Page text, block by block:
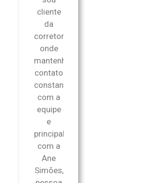
cliente
da
corretora,
onde
mantenho
contato
constantemente
com a
equipe
e
principalmente
com a
Ane
Simões,